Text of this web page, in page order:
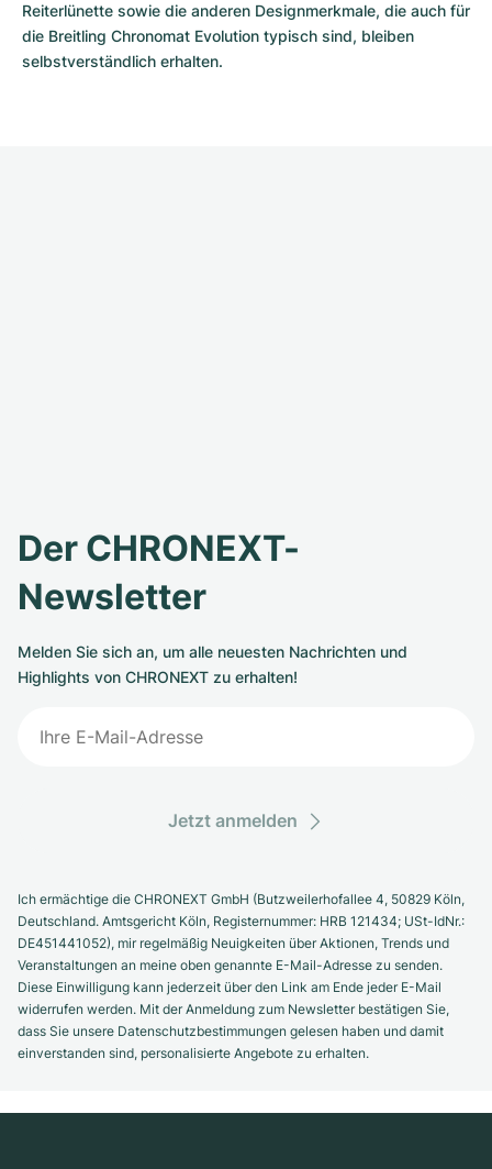
Reiterlünette sowie die anderen Designmerkmale, die auch für
die Breitling Chronomat Evolution typisch sind, bleiben
selbstverständlich erhalten.
Der CHRONEXT-
Newsletter
Melden Sie sich an, um alle neuesten Nachrichten und
Highlights von CHRONEXT zu erhalten!
Jetzt anmelden
Ich ermächtige die CHRONEXT GmbH (Butzweilerhofallee 4, 50829 Köln,
Deutschland. Amtsgericht Köln, Registernummer: HRB 121434; USt-IdNr.:
DE451441052), mir regelmäßig Neuigkeiten über Aktionen, Trends und
Veranstaltungen an meine oben genannte E-Mail-Adresse zu senden.
Diese Einwilligung kann jederzeit über den Link am Ende jeder E-Mail
widerrufen werden. Mit der Anmeldung zum Newsletter bestätigen Sie,
dass Sie unsere Datenschutzbestimmungen gelesen haben und damit
einverstanden sind, personalisierte Angebote zu erhalten.